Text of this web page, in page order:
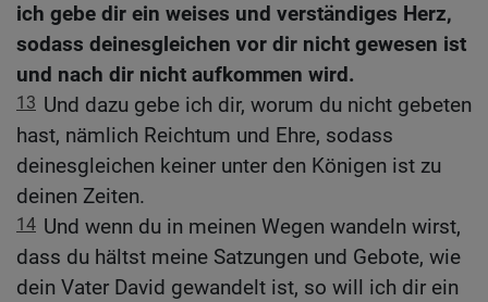
ich gebe dir ein weises und verständiges Herz,
sodass deinesgleichen vor dir nicht gewesen ist
und nach dir nicht aufkommen wird.
13 Und dazu gebe ich dir, worum du nicht gebeten
hast, nämlich Reichtum und Ehre, sodass
deinesgleichen keiner unter den Königen ist zu
deinen Zeiten.
14 Und wenn du in meinen Wegen wandeln wirst,
dass du hältst meine Satzungen und Gebote, wie
dein Vater David gewandelt ist, so will ich dir ein